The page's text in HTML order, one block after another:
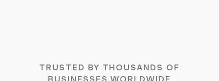
TRUSTED BY THOUSANDS OF